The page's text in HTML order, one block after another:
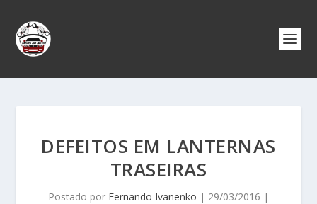
DEFEITOS EM LANTERNAS
TRASEIRAS
Postado por Fernando Ivanenko | 29/03/2016 |